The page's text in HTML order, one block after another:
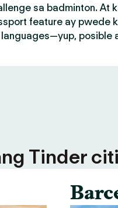
sa badminton. At
feature ay pwede
posible
Tinder